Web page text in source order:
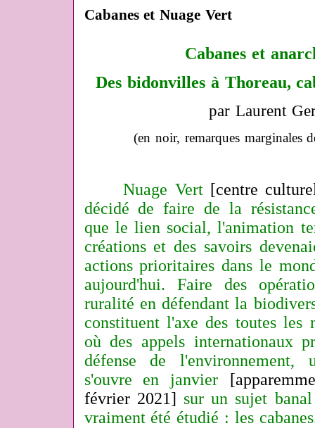
Cabanes et Nuage Vert
Cabanes et
Des bidonvilles à Thoreau,
par Laurent
(en noir, remarques marginales
Nuage Vert [centre
décidé de faire de la
que le lien social, l'animation
créations et des savoirs
actions prioritaires dans le
aujourd'hui. Faire des
ruralité en défendant la
constituent l'axe des toutes les
où des appels internationaux
défense de l'environnement,
s'ouvre en janvier
février 2021] sur un sujet
vraiment été étudié : les